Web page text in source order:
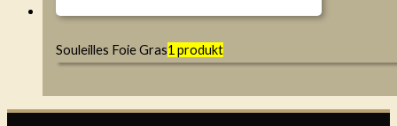
Souleilles Foie Gras1 produkt